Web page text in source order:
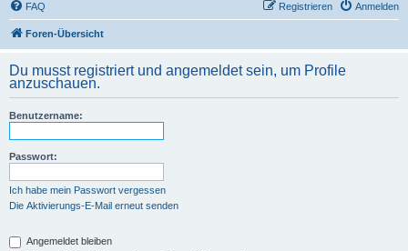
FAQ Anmelden
Registrieren
Foren-Übersicht
Du musst registriert und angemeldet sein, um Profile
anzuschauen.
Benutzername:
Passwort:
Ich habe mein Passwort vergessen
Die Aktivierungs-E-Mail erneut senden
Angemeldet bleiben